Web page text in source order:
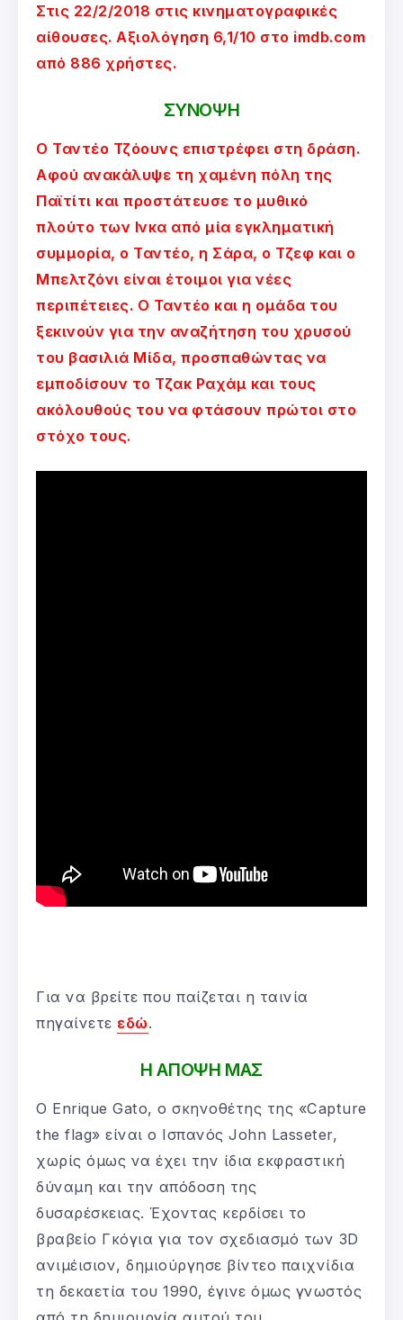
Στις 22/2/2018 στις κινηματογραφικές
αίθουσες. Αξιολόγηση 6,1/10 στο imdb.com
από 886 χρήστες.
ΣΥΝΟΨΗ
Ο Ταντέο Τζόουνς επιστρέφει στη δράση.
Αφού ανακάλυψε τη χαμένη πόλη της
Παϊτίτι και προστάτευσε το μυθικό
πλούτο των Ινκα από μία εγκληματική
συμμορία, ο Ταντέο, η Σάρα, ο Τζεφ και ο
Μπελτζόνι είναι έτοιμοι για νέες
περιπέτειες. Ο Ταντέο και η ομάδα του
ξεκινούν για την αναζήτηση του χρυσού
του βασιλιά Μίδα, προσπαθώντας να
εμποδίσουν το Τζακ Ραχάμ και τους
ακόλουθούς του να φτάσουν πρώτοι στο
στόχο τους.
Για να βρείτε που παίζεται η ταινία
πηγαίνετε εδώ.
Η ΑΠΟΨΗ ΜΑΣ
Ο Enrique Gato, ο σκηνοθέτης της «Capture
the flag» είναι ο Ισπανός John Lasseter,
χωρίς όμως να έχει την ίδια εκφραστική
δύναμη και την απόδοση της
δυσαρέσκειας. Έχοντας κερδίσει το
βραβείο Γκόγια για τον σχεδιασμό των 3D
ανιμέισιον, δημιούργησε βίντεο παιχνίδια
τη δεκαετία του 1990, έγινε όμως γνωστός